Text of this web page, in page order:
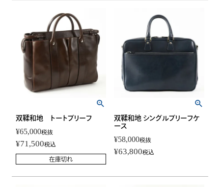
双鞣和地 トートブリーフ
¥65,000税抜
¥71,500税込
在庫切れ
双鞣和地 シングルブリーフケ
ース
¥58,000税抜
¥63,800税込